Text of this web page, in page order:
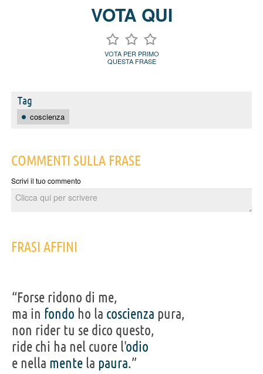
VOTA QUI
VOTA PER PRIMO
QUESTA FRASE
Tag
coscienza
COMMENTI SULLA FRASE
Scrivi il tuo commento
FRASI AFFINI
“Forse ridono di me,
ma in fondo ho la coscienza pura,
non rider tu se dico questo,
ride chi ha nel cuore l'odio
e nella mente la paura.”